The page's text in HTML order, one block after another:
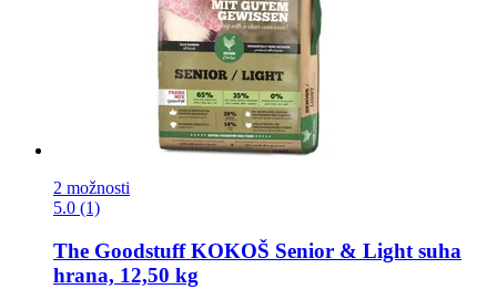
2 možnosti
5.0 (1)
The GoodstuffKOKOŠ Senior & Light suha
hrana, 12,50 kg